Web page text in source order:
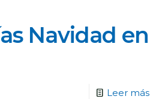
Navidad en
Leer más